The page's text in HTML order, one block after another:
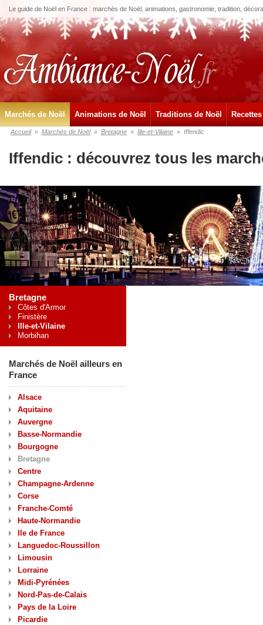
Le guide de Noël en France : marchés de Noël, animations, gastronomie, tradition,
Marchés de Noël Animations de Noël Traditions de Noël
Accueil » Marchés de Noël » Bretagne » Ille-et-Vilaine » Iffendic
Iffendic : découvrez tous les
Bretagne
Côtes d'Armor
Finistère
Ille-et-Vilaine
Morbihan
Marchés de Noël ailleurs en
France
Alsace
Aquitaine
Auvergne
Basse-Normandie
Bourgogne
Bretagne
Centre
Champagne-Ardenne
Corse
Franche-Comté
Haute-Normandie
Ile de France
Languedoc-Roussillon
Limousin
Lorraine
Midi-Pyrénées
Nord-Pas-de-Calais
Pays de la Loire
Picardie